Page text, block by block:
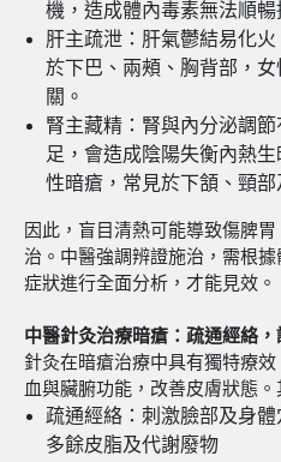
機，造成體內毒素無法順
肝主疏泄：肝氣鬱結易化
於下巴、兩頰、胸背部，
關。
腎主藏精：腎與內分泌調
足，會造成陰陽失衡內熱
性暗瘡，常見於下頷、頸部
因此，盲目清熱可能導致傷脾
治。中醫強調辨證施治，需根
症狀進行全面分析，才能見效。
中醫針灸治療暗瘡：疏通經絡
針灸在暗瘡治療中具有獨特療
血與臟腑功能，改善皮膚狀態。
疏通經絡：刺激臉部及身
多餘皮脂及代謝廢物